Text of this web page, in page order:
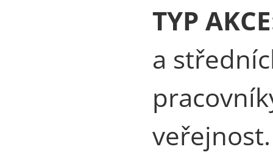
TYP
a
veřejnost.